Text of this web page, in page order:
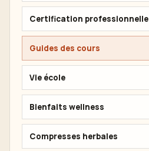
Certification professionnelle
Guides des cours
Vie école
Bienfaits wellness
Compresses herbales